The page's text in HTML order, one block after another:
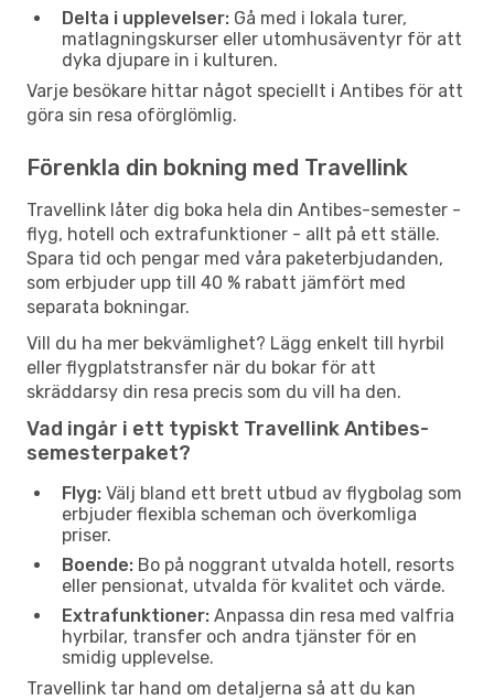
Delta i upplevelser: Gå med i lokala turer,
matlagningskurser eller utomhusäventyr för att
dyka djupare in i kulturen.
Varje besökare hittar något speciellt i Antibes för att
göra sin resa oförglömlig.
Förenkla din bokning med Travellink
Travellink låter dig boka hela din Antibes-semester -
flyg, hotell och extrafunktioner - allt på ett ställe.
Spara tid och pengar med våra paketerbjudanden,
som erbjuder upp till 40 % rabatt jämfört med
separata bokningar.
Vill du ha mer bekvämlighet? Lägg enkelt till hyrbil
eller flygplatstransfer när du bokar för att
skräddarsy din resa precis som du vill ha den.
Vad ingår i ett typiskt Travellink Antibes-
semesterpaket?
Flyg: Välj bland ett brett utbud av flygbolag som
erbjuder flexibla scheman och överkomliga
priser.
Boende: Bo på noggrant utvalda hotell, resorts
eller pensionat, utvalda för kvalitet och värde.
Extrafunktioner: Anpassa din resa med valfria
hyrbilar, transfer och andra tjänster för en
smidig upplevelse.
Travellink tar hand om detaljerna så att du kan